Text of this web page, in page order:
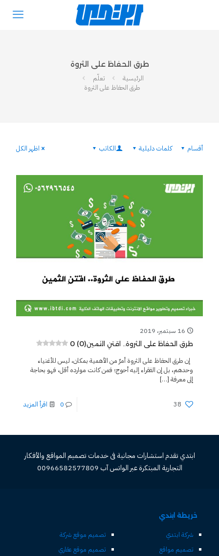
طرق الحفاظ على الثروة
الرئيسية
تعلّم
طرق الحفاظ على الثروة
أقسام كلمات دليلية الكاتب اظهر الكل
16 سبتمبر، 2019
طرق الحفاظ على الثروة.. اقتنِ الثمين0 (0)
إن طرق الحفاظ على الثروة أمرٌ من الأهمية بمكان، ليس للأغنياء
وحدهم، بل إن الفقراء إليه أحوج؛ فمن كانت موارده أقل، فهو بحاجة
إلى معرفة […]
38
0 اقرأ المزيد
ابتدي تقدم استشارات مجانية فى خدمات تصميم المواقع والأفكار
التجارية المبتكرة عبر الواتس آب 00966582577809
خريطة ابتدي
شركة ابتدي
تصميم مواقع
تصميم موقع شركة
تصميم موقع عقاري